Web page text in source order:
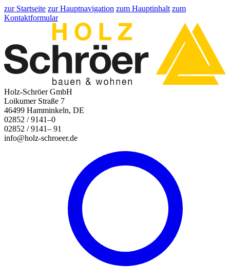
zur Startseite zur Hauptnavigation zum Hauptinhalt zum
Kontaktformular
Holz-Schröer GmbH
Loikumer Straße 7
46499 Hamminkeln, DE
02852 / 9141–0
02852 / 9141– 91
info@holz-schroeer.de